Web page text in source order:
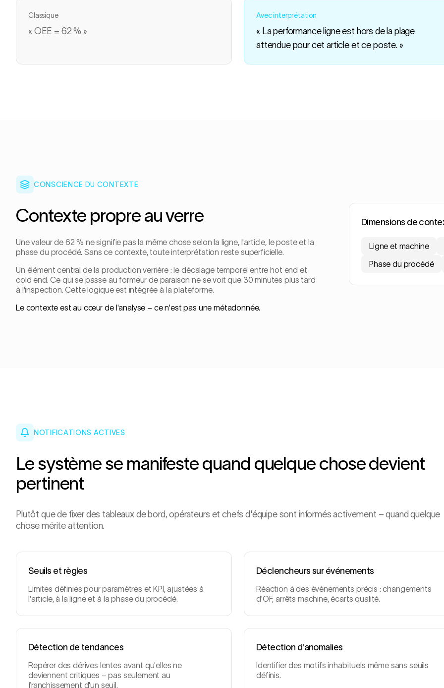
Classique
« OEE = 62 % »
Avec interprétation
« La performance ligne est hors de la plage
attendue pour cet article et ce poste. »
CONSCIENCE DU CONTEXTE
Contexte propre au verre
Une valeur de 62 % ne signifie pas la même chose selon la ligne, l'article, le poste et la
phase du procédé. Sans ce contexte, toute interprétation reste superficielle.
Un élément central de la production verrière : le décalage temporel entre hot end et
cold end. Ce qui se passe au formeur de paraison ne se voit que 30 minutes plus tard
à l'inspection. Cette logique est intégrée à la plateforme.
Le contexte est au cœur de l'analyse – ce n'est pas une métadonnée.
Dimensions de
Ligne et machine
Phase du procédé
NOTIFICATIONS ACTIVES
Le système se manifeste quand quelque chose devient
pertinent
Plutôt que de fixer des tableaux de bord, opérateurs et chefs d'équipe sont informés activement – quand quelque
chose mérite attention.
Seuils et règles
Limites définies pour paramètres et KPI, ajustées à
l'article, à la ligne et à la phase du procédé.
Déclencheurs sur événements
Réaction à des événements précis : changements
d'OF, arrêts machine, écarts qualité.
Détection de tendances
Repérer des dérives lentes avant qu'elles ne
deviennent critiques – pas seulement au
franchissement d'un seuil.
Détection d'anomalies
Identifier des motifs inhabituels même sans seuils
définis.